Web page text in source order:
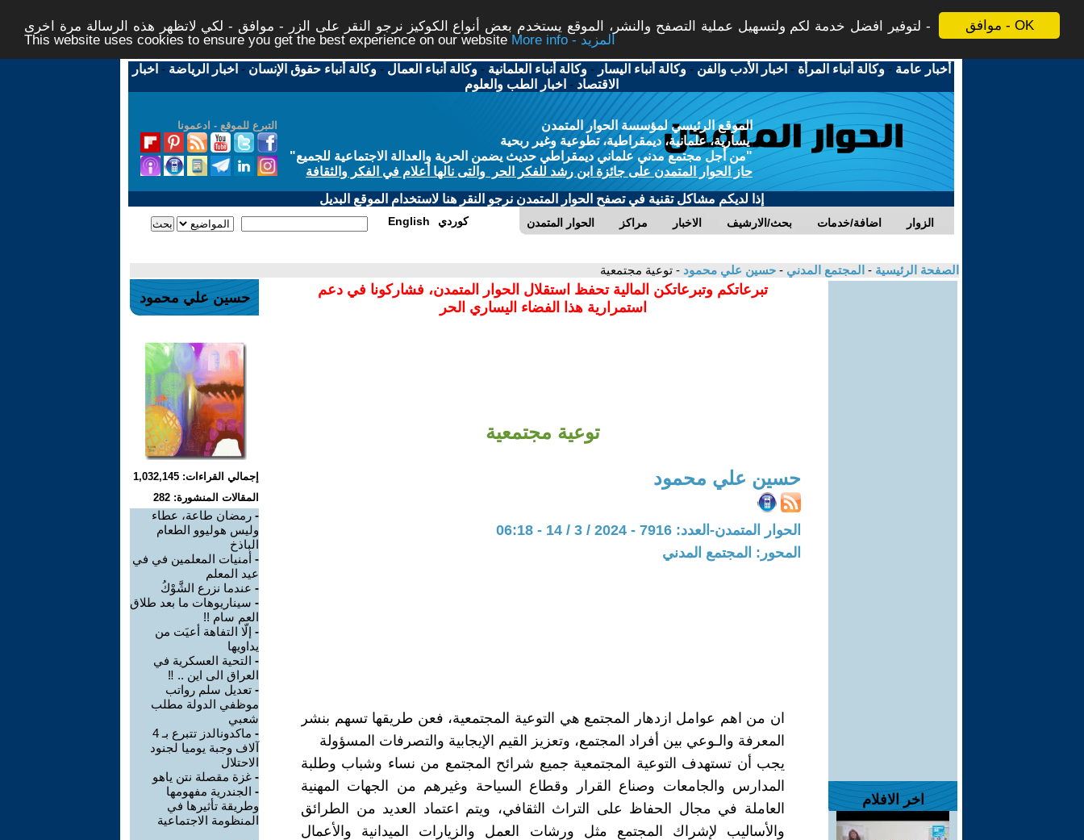
موافق - OK
لتوفير افضل خدمة لكم ولتسهيل عملية التصفح والنشر، الموقع يستخدم بعض أنواع الكوكيز نرجو النقر على الزر - موافق - لكي لاتظهر هذه الرسالة مرة اخرى -
This website uses cookies to ensure you get the best experience on our website
More info - المزيد
أخبار عامة -وكالة أنباء المرأة - اخبار الأدب والفن -وكالة أنباء اليسار -وكالة أنباء العلمانية -وكالة أنباء العمال -وكالة أنباء حقوق الإنسان - اخبار الرياضة - اخبار
الاقتصاد - اخبار الطب والعلوم
التبرع للموقع - ادعمونا
الموقع الرئيسي لمؤسسة الحوار المتمدن
يسارية، علمانية، ديمقراطية، تطوعية وغير ربحية
"من أجل مجتمع مدني علماني ديمقراطي حديث يضمن الحرية والعدالة الاجتماعية للجميع"
حاز الحوار المتمدن على جائزة ابن رشد للفكر الحر والتى نالها أعلام في الفكر والثقافة
إذا لديكم مشاكل تقنية في تصفح الحوار المتمدن نرجو النقر هنا لاستخدام الموقع البديل
الحوار المتمدن مراكز الاخبار بحث/الارشيف اضافة/خدمات الزوار English كوردي
الصفحة الرئيسية - المجتمع المدني - حسين علي محمود - توعية مجتمعية
اخر الافلام
تبرعاتكم وتبرعاتكن المالية تحفظ استقلال الحوار المتمدن، فشاركونا في دعم
استمرارية هذا الفضاء اليساري الحر
توعية مجتمعية
حسين علي محمود
الحوار المتمدن-العدد: 7916 - 2024 / 3 / 14 - 06:18
المحور: المجتمع المدني
ان من اهم عوامل ازدهار المجتمع هي التوعية المجتمعية، فعن طريقها تسهم بنشر
المعرفة والـوعي بين أفراد المجتمع، وتعزيز القيم الإيجابية والتصرفات المسؤولة
يجب أن تستهدف التوعية المجتمعية جميع شرائح المجتمع من نساء وشباب وطلبة
المدارس والجامعات وصناع القرار وقطاع السياحة وغيرهم من الجهات المهنية
العاملة في مجال الحفاظ على التراث الثقافي، ويتم اعتماد العديد من الطرائق
والأساليب لإشراك المجتمع مثل ورشات العمل والزيارات الميدانية والأعمال
حسين علي محمود
إجمالي القراءات: 1,032,145
المقالات المنشورة: 282
- رمضان طاعة، عطاء
وليس هوليوو الطعام
الباذخ
- أمنيات المعلمين في في
عيد المعلم
- عندما نزرع الشَّوْكُ
- سيناريوهات ما بعد طلاق
العم سام !!
- إلّا التفاهة أعيَت من
يداويها
- التحية العسكرية في
العراق الى اين .. ‼️
- تعديل سلم رواتب
موظفي الدولة مطلب
شعبي
-
ماكدونالدز تتبرع بـ 4
آلاف وجبة يوميا لجنود
الاحتلال
- غزة مقصلة نتن ياهو
- الجندرية مفهومها
وطريقة تأثيرها في
المنظومة الاجتماعية